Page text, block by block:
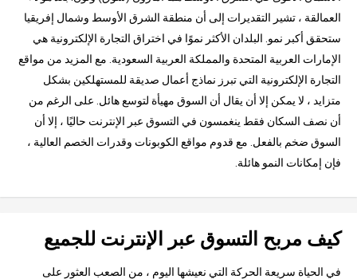
العمالقة ، تشير التقديرات إلى أن منطقة الشرق الأوسط وشمال إفريقيا
ستحقق أكبر نمو. البلدان الأكثر نموًا في اختراق التجارة الإلكترونية هي
الإمارات العربية المتحدة والمملكة العربية السعودية. مع المزيد من مواقع
التجارة الإلكترونية التي تبرز نماذج أعمال صديقة للمستهلكين بشكل
متزايد ، لا يمكن إلا أن يقال أن السوق مهيأة لتوسع هائل. على الرغم من
أن نصف السكان فقط ينغمسون في التسوق عبر الإنترنت حاليًا ، إلا أن
السوق ضخم بالفعل. مع قدوم مواقع الكوبونات وقدرات الخصم العالية ،
فإن إمكانات النمو هائلة.
كيف مربح التسوق عبر الإنترنت للجميع
في الحياة سريعة الحركة التي نعيشها اليوم ، من الصعب العثور على